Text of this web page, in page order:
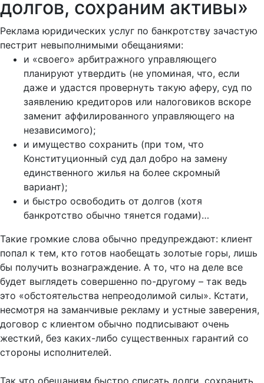
долгов, сохраним активы»
Реклама юридических услуг по банкротству зачастую
пестрит невыполнимыми обещаниями:
и «своего» арбитражного управляющего
планируют утвердить (не упоминая, что, если
даже и удастся провернуть такую аферу, суд по
заявлению кредиторов или налоговиков вскоре
заменит аффилированного управляющего на
независимого);
и имущество сохранить (при том, что
Конституционный суд дал добро на замену
единственного жилья на более скромный
вариант);
и быстро освободить от долгов (хотя
банкротство обычно тянется годами)…
Такие громкие слова обычно предупреждают: клиент
попал к тем, кто готов наобещать золотые горы, лишь
бы получить вознаграждение. А то, что на деле все
будет выглядеть совершенно по-другому – так ведь
это «обстоятельства непреодолимой силы». Кстати,
несмотря на заманчивые рекламу и устные заверения,
договор с клиентом обычно подписывают очень
жесткий, без каких-либо существенных гарантий со
стороны исполнителей.
Так что обещаниям быстро списать долги, сохранить